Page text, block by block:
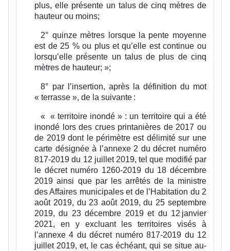
plus, elle présente un talus de cinq mètres de
hauteur ou moins;
2° quinze mètres lorsque la pente moyenne
est de 25 % ou plus et qu’elle est continue ou
lorsqu’elle présente un talus de plus de cinq
mètres de hauteur; »;
8° par l’insertion, après la définition du mot
« terrasse », de la suivante :
« « territoire inondé » : un territoire qui a été
inondé lors des crues printanières de 2017 ou
de 2019 dont le périmètre est délimité sur une
carte désignée à l’annexe 2 du décret numéro
817-2019 du 12 juillet 2019, tel que modifié par
le décret numéro 1260-2019 du 18 décembre
2019 ainsi que par les arrêtés de la ministre
des Affaires municipales et de l’Habitation du 2
août 2019, du 23 août 2019, du 25 septembre
2019, du 23 décembre 2019 et du 12 janvier
2021, en y excluant les territoires visés à
l’annexe 4 du décret numéro 817-2019 du 12
juillet 2019, et, le cas échéant, qui se situe au-